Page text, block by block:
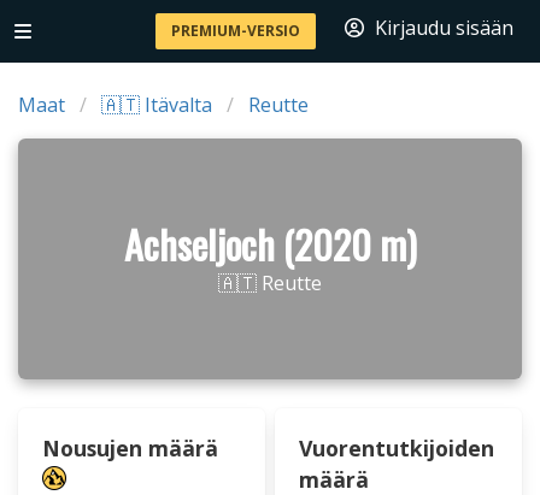
PREMIUM-VERSIO Kirjaudu sisään
Maat 🇦🇹 Itävalta Reutte
Achseljoch (2020 m)
🇦🇹 Reutte
Nousujen määrä
Vuorentutkijoiden
määrä